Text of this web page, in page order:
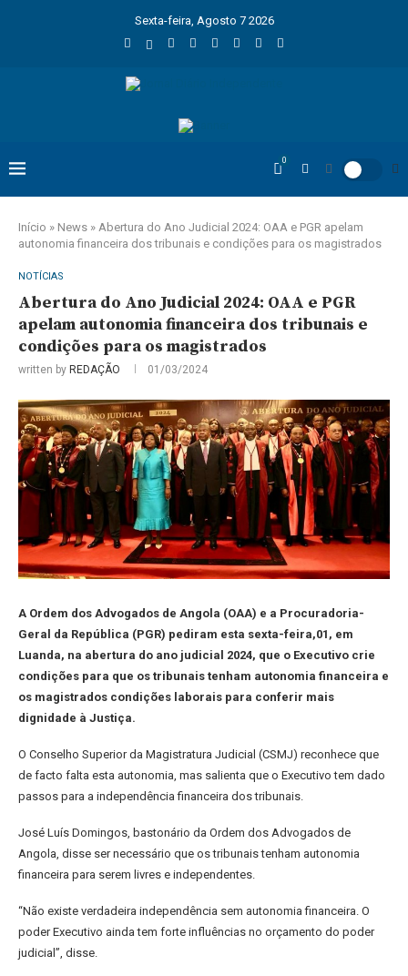
Sexta-feira, Agosto 7 2026
0
Início » News » Abertura do Ano Judicial 2024: OAA e PGR apelam
autonomia financeira dos tribunais e condições para os magistrados
NOTÍCIAS
Abertura do Ano Judicial 2024: OAA e PGR
apelam autonomia financeira dos tribunais e
condições para os magistrados
written by REDAÇÃO 01/03/2024
A Ordem dos Advogados de Angola (OAA) e a Procuradoria-
Geral da República (PGR) pediram esta sexta-feira,01, em
Luanda, na abertura do ano judicial 2024, que o Executivo crie
condições para que os tribunais tenham autonomia financeira e
os magistrados condições laborais para conferir mais
dignidade à Justiça.
O Conselho Superior da Magistratura Judicial (CSMJ) reconhece que
de facto falta esta autonomia, mas salienta que o Executivo tem dado
passos para a independência financeira dos tribunais.
José Luís Domingos, bastonário da Ordem dos Advogados de
Angola, disse ser necessário que os tribunais tenham autonomia
financeira para serem livres e independentes.
“Não existe verdadeira independência sem autonomia financeira. O
poder Executivo ainda tem forte influências no orçamento do poder
judicial”, disse.